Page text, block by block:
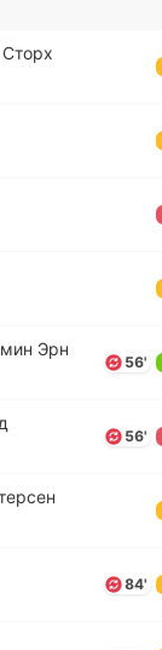
Эрн
56'
56'
84'